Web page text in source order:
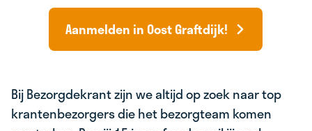
Aanmelden in Oost Graftdijk!
Bij Bezorgdekrant zijn we altijd op zoek naar top
krantenbezorgers die het bezorgteam komen